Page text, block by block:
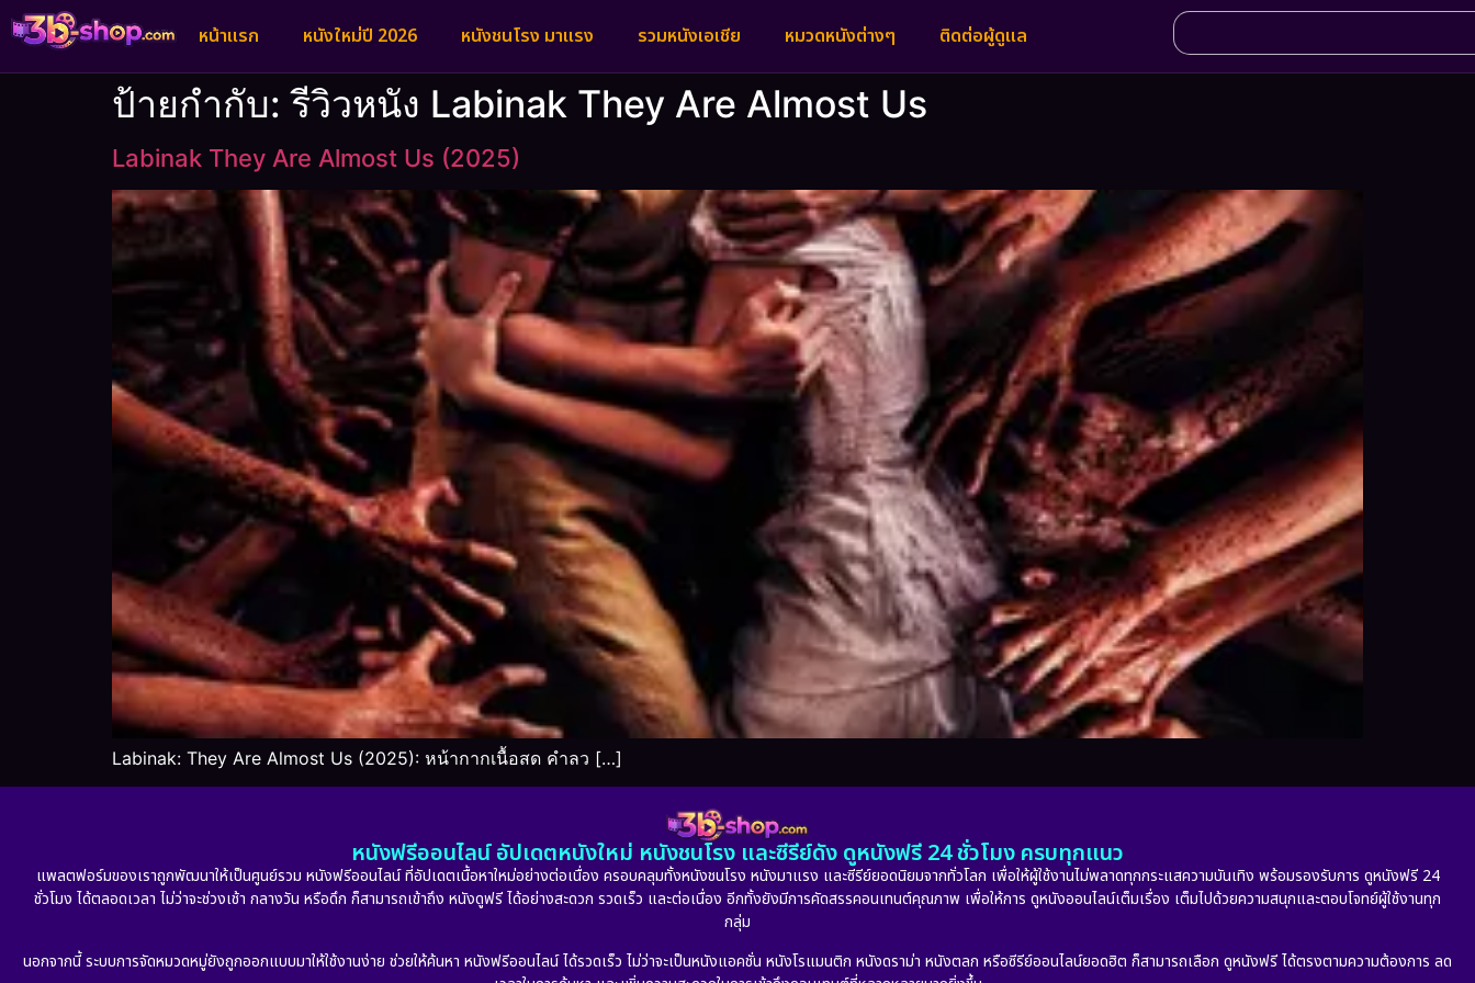
หน้าแรก หนังใหม่ปี 2026 หนังชนโรง มาแรง รวมหนังเอเชีย หมวดหนังต่างๆ ติดต่อผู้ดูแล
ป้ายกำกับ:รีวิวหนัง Labinak They Are Almost Us
Labinak They Are Almost Us (2025)
Labinak: They Are Almost Us (2025): หน้ากากเนื้อสด คำลว […]
หนังฟรีออนไลน์ อัปเดตหนังใหม่ หนังชนโรง และซีรีย์ดัง ดูหนังฟรี 24 ชั่วโมง ครบทุกแนว
แพลตฟอร์มของเราถูกพัฒนาให้เป็นศูนย์รวม หนังฟรีออนไลน์ ที่อัปเดตเนื้อหาใหม่อย่างต่อเนื่อง ครอบคลุมทั้งหนังชนโรง หนังมาแรง และซีรีย์ยอดนิยมจากทั่วโลก เพื่อให้ผู้ใช้งานไม่พลาดทุกกระแสความบันเทิง พร้อมรองรับการ ดูหนังฟรี 24
ชั่วโมง ได้ตลอดเวลา ไม่ว่าจะช่วงเช้า กลางวัน หรือดึก ก็สามารถเข้าถึง หนังดูฟรี ได้อย่างสะดวก รวดเร็ว และต่อเนื่อง อีกทั้งยังมีการคัดสรรคอนเทนต์คุณภาพ เพื่อให้การ ดูหนังออนไลน์เต็มเรื่อง เต็มไปด้วยความสนุกและตอบโจทย์ผู้ใช้งานทุก
กลุ่ม
นอกจากนี้ ระบบการจัดหมวดหมู่ยังถูกออกแบบมาให้ใช้งานง่าย ช่วยให้ค้นหา หนังฟรีออนไลน์ ได้รวดเร็ว ไม่ว่าจะเป็นหนังแอคชั่น หนังโรแมนติก หนังดราม่า หนังตลก หรือซีรีย์ออนไลน์ยอดฮิต ก็สามารถเลือก ดูหนังฟรี ได้ตรงตามความต้องการ ลด